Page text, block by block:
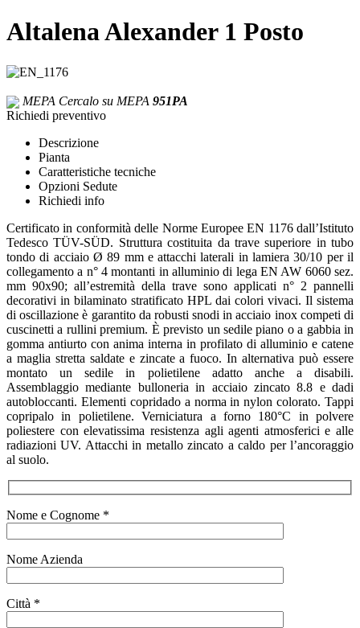
Altalena Alexander 1 Posto
MEPA Cercalo su MEPA 951PA
Richiedi preventivo
Descrizione
Pianta
Caratteristiche tecniche
Opzioni Sedute
Richiedi info
Certificato in conformità delle Norme Europee EN 1176 dall’Istituto
Tedesco TÜV-SÜD. Struttura costituita da trave superiore in tubo
tondo di acciaio Ø 89 mm e attacchi laterali in lamiera 30/10 per il
collegamento a n° 4 montanti in alluminio di lega EN AW 6060 sez.
mm 90x90; all’estremità della trave sono applicati n° 2 pannelli
decorativi in bilaminato stratificato HPL dai colori vivaci. Il sistema
di oscillazione è garantito da robusti snodi in acciaio inox competi di
cuscinetti a rullini premium. È previsto un sedile piano o a gabbia in
gomma antiurto con anima interna in profilato di alluminio e catene
a maglia stretta saldate e zincate a fuoco. In alternativa può essere
montato un sedile in polietilene adatto anche a disabili.
Assemblaggio mediante bulloneria in acciaio zincato 8.8 e dadi
autobloccanti. Elementi copridado a norma in nylon colorato. Tappi
copripalo in polietilene. Verniciatura a forno 180°C in polvere
poliestere con elevatissima resistenza agli agenti atmosferici e alle
radiazioni UV. Attacchi in metallo zincato a caldo per l’ancoraggio
al suolo.
Nome e Cognome *
Nome Azienda
Città *